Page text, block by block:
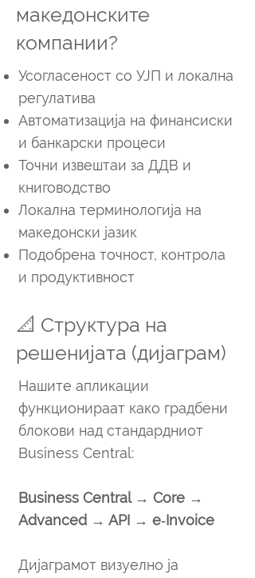
македонските
компании?
Усогласеност со УЈП и локална
регулатива
Автоматизација на финансиски
и банкарски процеси
Точни извештаи за ДДВ и
книговодство
Локална терминологија на
македонски јазик
Подобрена точност, контрола
и продуктивност
📐 Структура на
решенијата (дијаграм)
Нашите апликации
функционираат како градбени
блокови над стандардниот
Business Central:
Business Central → Core →
Advanced → API → e‑Invoice
Дијаграмот визуелно ја